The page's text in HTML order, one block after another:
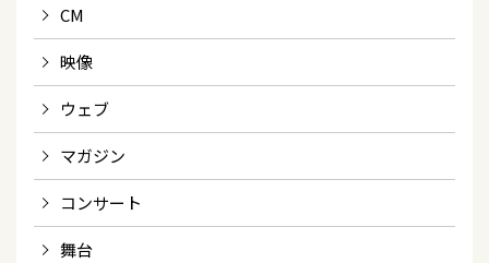
CM
映像
ウェブ
マガジン
コンサート
舞台